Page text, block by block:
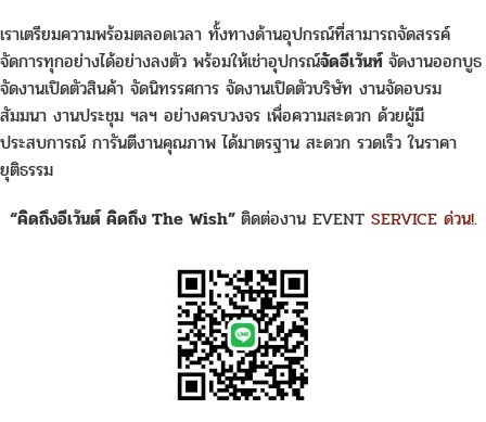
เราเตรียมความพร้อมตลอดเวลา ทั้งทางด้านอุปกรณ์ที่สามารถจัดสรรค์
จัดการทุกอย่างได้อย่างลงตัว พร้อมให้เช่าอุปกรณ์จัดอีเว้นท์ จัดงานออกบูธ
จัดงานเปิดตัวสินค้า จัดนิทรรศการ จัดงานเปิดตัวบริษัท งานจัดอบรม
สัมมนา งานประชุม ฯลฯ อย่างครบวงจร เพื่อความสะดวก ด้วยผู้มี
ประสบการณ์ การันตีงานคุณภาพ ได้มาตรฐาน สะดวก รวดเร็ว ในราคา
ยุติธรรม
“คิดถึงอีเว้นต์ คิดถึง The Wish” ติดต่องาน EVENT SERVICE ด่วน!.